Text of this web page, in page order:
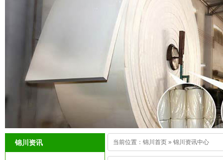
锦川资讯 当前位置： 锦川首页 » 锦川资讯中心